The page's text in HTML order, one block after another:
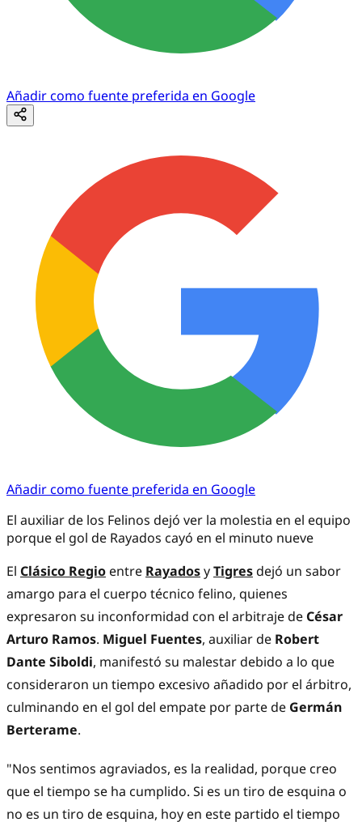
Añadir como fuente preferida en Google
Añadir como fuente preferida en Google
El auxiliar de los Felinos dejó ver la molestia en el equipo
porque el gol de Rayados cayó en el minuto nueve
El Clásico Regio entre RayadosyTigresdejó un sabor
amargo para el cuerpo técnico felino, quienes
expresaron su inconformidad con el arbitraje de César
Arturo Ramos. Miguel Fuentes, auxiliar de Robert
Dante Siboldi, manifestó su malestar debido a lo que
consideraron un tiempo excesivo añadido por el árbitro,
culminando en el gol del empate por parte de Germán
Berterame.
"Nos sentimos agraviados, es la realidad, porque creo
que el tiempo se ha cumplido. Si es un tiro de esquina o
no es un tiro de esquina, hoy en este partido el tiempo